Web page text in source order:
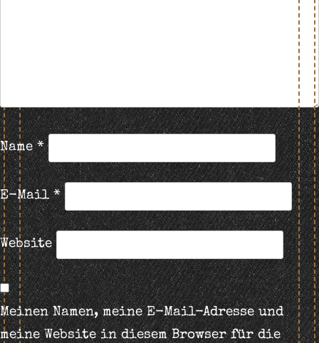
Name*
E-Mail*
Website
Meinen Namen, meine E-Mail-Adresse und
meine Website in diesem Browser für die